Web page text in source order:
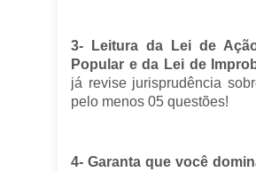
3- Leitura da Lei de
Popular e da Lei de
já revise jurisprudência
pelo menos 05 questões!
4- Garanta que você